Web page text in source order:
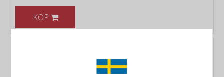
KÖP
M. Chapoutier - Condrieu
Coteaux de Chery 2019